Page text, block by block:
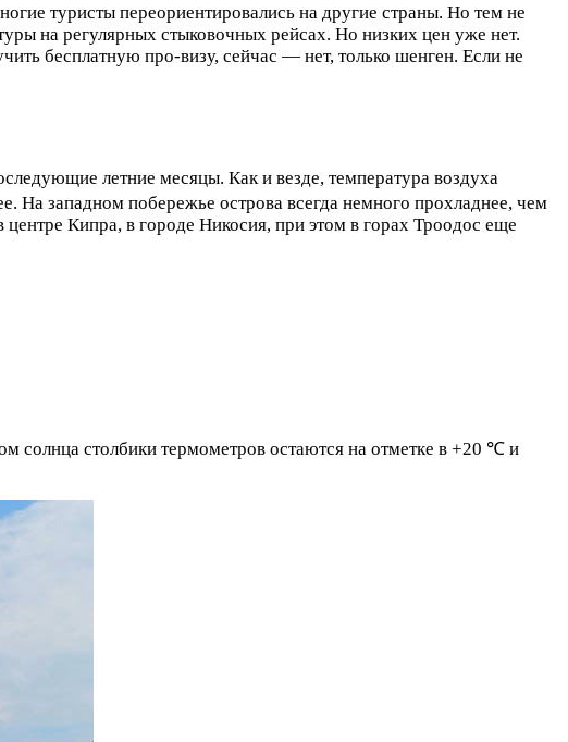
туристы переориентировались на другие страны. Но тем не
на регулярных стыковочных рейсах. Но низких цен уже нет.
бесплатную про-визу, сейчас — нет, только шенген. Если не
летние месяцы. Как и везде, температура воздуха
На западном побережье острова всегда немного прохладнее, чем
Кипра, в городе Никосия, при этом в горах Троодос еще
солнца столбики термометров остаются на отметке в +20 ℃ и